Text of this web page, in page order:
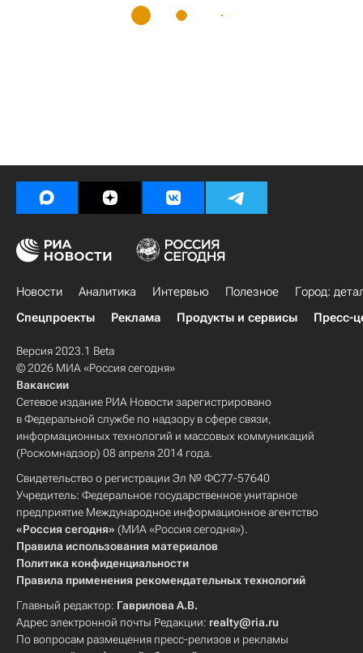
Новости Аналитика Интервью Полезное
Город:
Спецпроекты
Реклама Продукты и сервисы Пресс-
Версия 2023.1 Beta
© 2026 МИА «Россия сегодня»
Вакансии
Сетевое издание РИА Новости зарегистрировано
в Федеральной службе по надзору в сфере связи,
информационных технологий и массовых коммуникаций
(Роскомнадзор) 08 апреля 2014 года.
Свидетельство о регистрации Эл № ФС77-57640
Учредитель: Федеральное государственное унитарное
предприятие Международное информационное агентство
«Россия сегодня» (МИА «Россия сегодня»).
Правила использования материалов
Политика конфиденциальности
Правила применения рекомендательных технологий
Главный редактор: Гаврилова А.В.
Адрес электронной почты Редакции: realty@ria.ru
По вопросам размещения пресс-релизов и рекламы